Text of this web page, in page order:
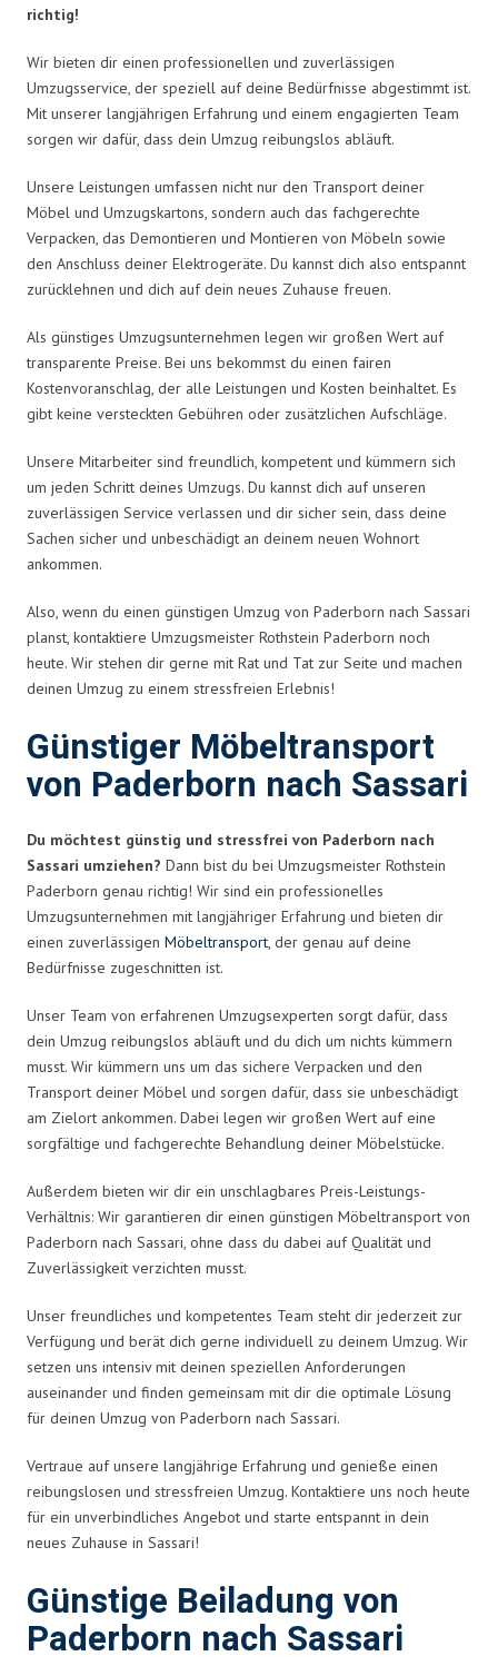
richtig!
Wir bieten dir einen professionellen und zuverlässigen
Umzugsservice, der speziell auf deine Bedürfnisse abgestimmt ist.
Mit unserer langjährigen Erfahrung und einem engagierten Team
sorgen wir dafür, dass dein Umzug reibungslos abläuft.
Unsere Leistungen umfassen nicht nur den Transport deiner
Möbel und Umzugskartons, sondern auch das fachgerechte
Verpacken, das Demontieren und Montieren von Möbeln sowie
den Anschluss deiner Elektrogeräte. Du kannst dich also entspannt
zurücklehnen und dich auf dein neues Zuhause freuen.
Als günstiges Umzugsunternehmen legen wir großen Wert auf
transparente Preise. Bei uns bekommst du einen fairen
Kostenvoranschlag, der alle Leistungen und Kosten beinhaltet. Es
gibt keine versteckten Gebühren oder zusätzlichen Aufschläge.
Unsere Mitarbeiter sind freundlich, kompetent und kümmern sich
um jeden Schritt deines Umzugs. Du kannst dich auf unseren
zuverlässigen Service verlassen und dir sicher sein, dass deine
Sachen sicher und unbeschädigt an deinem neuen Wohnort
ankommen.
Also, wenn du einen günstigen Umzug von Paderborn nach Sassari
planst, kontaktiere Umzugsmeister Rothstein Paderborn noch
heute. Wir stehen dir gerne mit Rat und Tat zur Seite und machen
deinen Umzug zu einem stressfreien Erlebnis!
Günstiger Möbeltransport
von Paderborn nach Sassari
Du möchtest günstig und stressfrei von Paderborn nach
Sassari umziehen? Dann bist du bei Umzugsmeister Rothstein
Paderborn genau richtig! Wir sind ein professionelles
Umzugsunternehmen mit langjähriger Erfahrung und bieten dir
einen zuverlässigen Möbeltransport, der genau auf deine
Bedürfnisse zugeschnitten ist.
Unser Team von erfahrenen Umzugsexperten sorgt dafür, dass
dein Umzug reibungslos abläuft und du dich um nichts kümmern
musst. Wir kümmern uns um das sichere Verpacken und den
Transport deiner Möbel und sorgen dafür, dass sie unbeschädigt
am Zielort ankommen. Dabei legen wir großen Wert auf eine
sorgfältige und fachgerechte Behandlung deiner Möbelstücke.
Außerdem bieten wir dir ein unschlagbares Preis-Leistungs-
Verhältnis: Wir garantieren dir einen günstigen Möbeltransport von
Paderborn nach Sassari, ohne dass du dabei auf Qualität und
Zuverlässigkeit verzichten musst.
Unser freundliches und kompetentes Team steht dir jederzeit zur
Verfügung und berät dich gerne individuell zu deinem Umzug. Wir
setzen uns intensiv mit deinen speziellen Anforderungen
auseinander und finden gemeinsam mit dir die optimale Lösung
für deinen Umzug von Paderborn nach Sassari.
Vertraue auf unsere langjährige Erfahrung und genieße einen
reibungslosen und stressfreien Umzug. Kontaktiere uns noch heute
für ein unverbindliches Angebot und starte entspannt in dein
neues Zuhause in Sassari!
Günstige Beiladung von
Paderborn nach Sassari